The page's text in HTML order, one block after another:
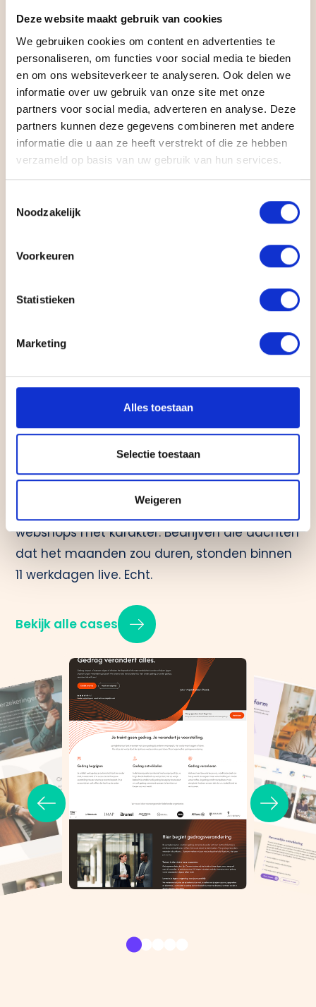
Deze website maakt gebruik van cookies
We gebruiken cookies om content en advertenties te
personaliseren, om functies voor social media te bieden
en om ons websiteverkeer te analyseren. Ook delen we
informatie over uw gebruik van onze site met onze
partners voor social media, adverteren en analyse. Deze
partners kunnen deze gegevens combineren met andere
informatie die u aan ze heeft verstrekt of die ze hebben
verzameld op basis van uw gebruik van hun services.
Noodzakelijk
Voorkeuren
Statistieken
Marketing
Alles toestaan
Selectie toestaan
Weigeren
maatwerkoplossingen
Een overzichtelijke schade-meldflow in
drie stappen
Een kennisbank voor praktische
ondersteuning
Een volwaardige werken-bij omgeving
Een professionele positionering als
onafhankelijke specialist
beheerbaar
Het resultaat is een digitaal fundament dat
Andere cases
We bouwen websites die merken
vooruithelpen. Sterk design, hoge kwaliteit en
Geen generieke templates. Websites en
webshops met karakter. Bedrijven die dachten
dat het maanden zou duren, stonden binnen
11 werkdagen live. Echt.
Bekijk alle cases